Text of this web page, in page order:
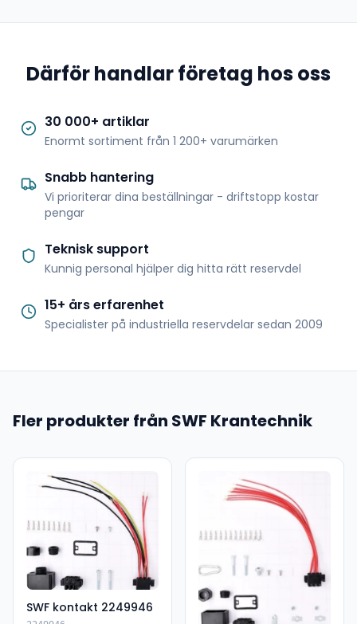
Därför handlar företag hos oss
30 000+ artiklar
Enormt sortiment från 1 200+ varumärken
Snabb hantering
Vi prioriterar dina beställningar - driftstopp kostar
pengar
Teknisk support
Kunnig personal hjälper dig hitta rätt reservdel
15+ års erfarenhet
Specialister på industriella reservdelar sedan 2009
Fler produkter från SWF Krantechnik
SWF kontakt 2249946